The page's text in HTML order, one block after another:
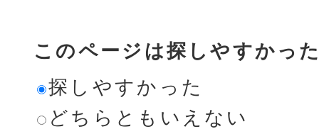
このページは探しやすかっ
探しやすかった
どちらともいえない